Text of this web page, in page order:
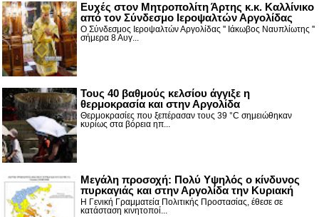
Ευχές στον Μητροπολίτη Άρτης κ.κ. Καλλίνικο
από τον Σύνδεσμο Ιεροψαλτών Αργολίδας
Ο Σύνδεσμος Ιεροψαλτών Αργολίδας '' Ιάκωβος Ναυπλίωτης ''
σήμερα 8 Αυγ...
Τους 40 βαθμούς κελσίου άγγιξε η
θερμοκρασία και στην Αργολίδα
Θερμοκρασίες που ξεπέρασαν τους 39 °C σημειώθηκαν
κυρίως στα βόρεια ηπ...
Μεγάλη προσοχή: Πολύ Υψηλός ο κίνδυνος
πυρκαγιάς και στην Αργολίδα την Κυριακή
Η Γενική Γραμματεία Πολιτικής Προστασίας, έθεσε σε
κατάσταση κινητοποί...